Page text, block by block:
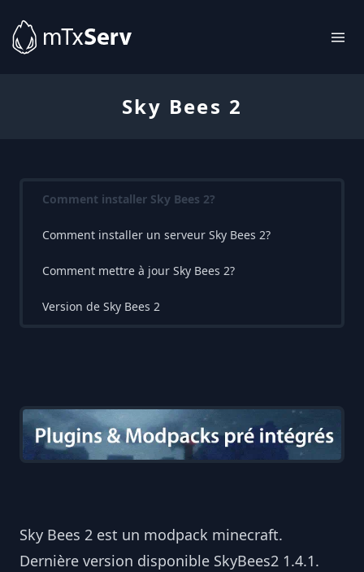
Sky Bees 2
Comment installer Sky Bees 2?
Comment installer un serveur Sky Bees 2?
Comment mettre à jour Sky Bees 2?
Version de Sky Bees 2
Sky Bees 2 est un modpack minecraft.
Dernière version disponible SkyBees2 1.4.1.